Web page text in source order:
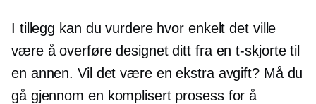
I tillegg kan du vurdere hvor enkelt det ville
være å overføre designet ditt fra ent-skjortetil
en annen. Vil det være en ekstra avgift? Må du
gå gjennom en komplisert prosess for å